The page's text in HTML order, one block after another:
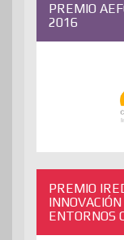
PREMIO
2016
PREMIO
ENTORNOS